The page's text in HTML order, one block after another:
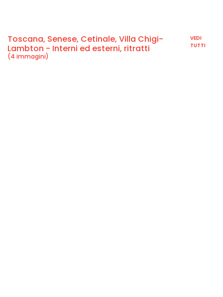
Toscana, Senese, Cetinale, Villa Chigi-
Lambton - Interni ed esterni, ritratti
(4 immagini)
VEDI
TUTTI